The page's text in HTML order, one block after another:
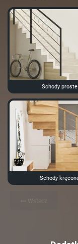
Schody proste
Schody